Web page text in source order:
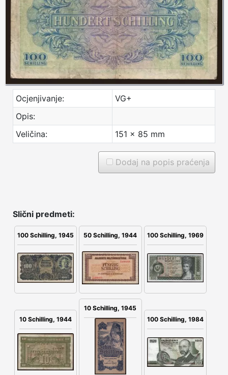
Ocjenjivanje:
VG+
Opis:
Veličina:
151 x 85 mm
Dodaj na popis praćenja
Slični predmeti:
100 Schilling, 1945 50 Schilling, 1944 100 Schilling, 1969
10 Schilling, 1944
10 Schilling, 1945
100 Schilling, 1984